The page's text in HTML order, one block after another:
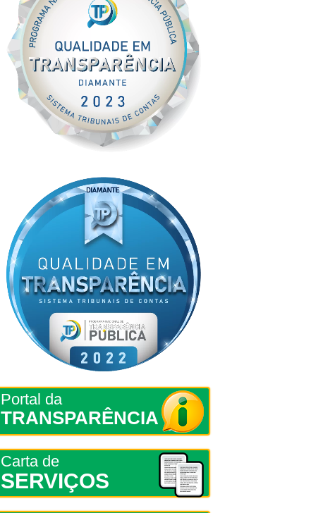
Portal da
TRANSPARÊNCIA
Carta de
SERVIÇOS